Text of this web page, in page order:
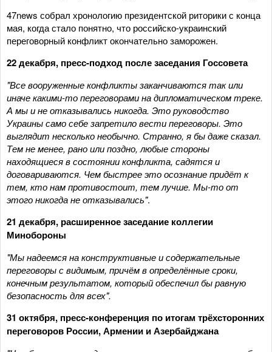
47news собрал хронологию президентской риторики с конца
мая, когда стало понятно, что российско-украинский
переговорный конфликт окончательно заморожен.
22 декабря, пресс-подход после заседания Госсовета
"Все вооруженные конфликты заканчиваются так или
иначе какими-то переговорами на дипломатическом треке.
А мы и не отказывались никогда. Это руководство
Украины само себе запретило вести переговоры. Это
выглядит несколько необычно. Странно, я бы даже сказал.
Тем не менее, рано или поздно, любые стороны
находящиеся в состоянии конфликта, садятся и
договариваются. Чем быстрее это осознание придёт к
тем, кто нам противостоит, тем лучше. Мы-то от
этого никогда не отказывались".
21 декабря, расширенное заседание коллегии
Минобороны
"Мы надеемся на конструктивные и содержательные
переговоры с видимым, причём в определённые сроки,
конечным результатом, который обеспечил бы равную
безопасность для всех".
31 октября, пресс-конференция по итогам трёхсторонних
переговоров России, Армении и Азербайджана